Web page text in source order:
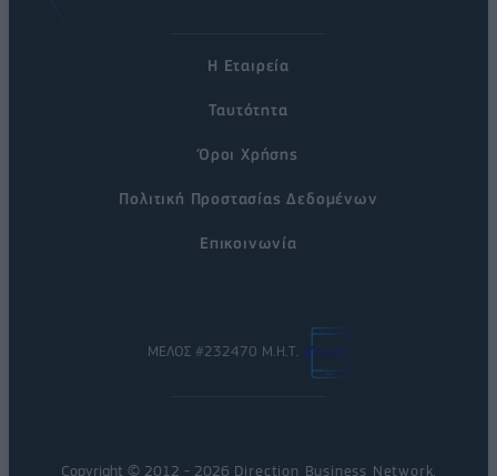
Η Εταιρεία
Ταυτότητα
Όροι Χρήσης
Πολιτική Προστασίας Δεδομένων
Επικοινωνία
ΜΕΛΟΣ #232470 Μ.Η.Τ.
Copyright © 2012 - 2026 Direction Business Network